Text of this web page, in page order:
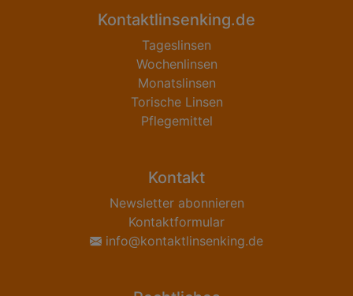
Kontaktlinsenking.de
Tageslinsen
Wochenlinsen
Monatslinsen
Torische Linsen
Pflegemittel
Kontakt
Newsletter abonnieren
Kontaktformular
info@kontaktlinsenking.de